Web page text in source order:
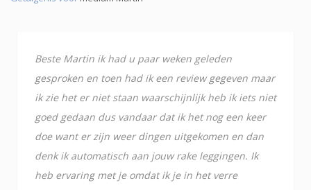
Beste Martin ik had u paar weken geleden
gesproken en toen had ik een review gegeven maar
ik zie het er niet staan waarschijnlijk heb ik iets niet
goed gedaan dus vandaar dat ik het nog een keer
doe want er zijn weer dingen uitgekomen en dan
denk ik automatisch aan jouw rake leggingen. Ik
heb ervaring met je omdat ik je in het verre